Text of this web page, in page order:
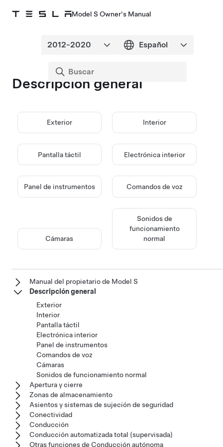
Model S Owner's Manual
Descripción general
Exterior Interior
Pantalla táctil Electrónica interior
Panel de instrumentos Comandos de voz
Cámaras
Sonidos de
funcionamiento
normal
Manual del propietario de Model S
Descripción general
Exterior
Interior
Pantalla táctil
Electrónica interior
Panel de instrumentos
Comandos de voz
Cámaras
Sonidos de funcionamiento normal
Apertura y cierre
Zonas de almacenamiento
Asientos y sistemas de sujeción de seguridad
Conectividad
Conducción
Conducción automatizada total (supervisada)
Otras funciones de Conducción autónoma